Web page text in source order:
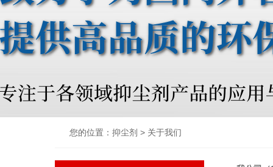
您的位置： 抑尘剂 > 关于我们